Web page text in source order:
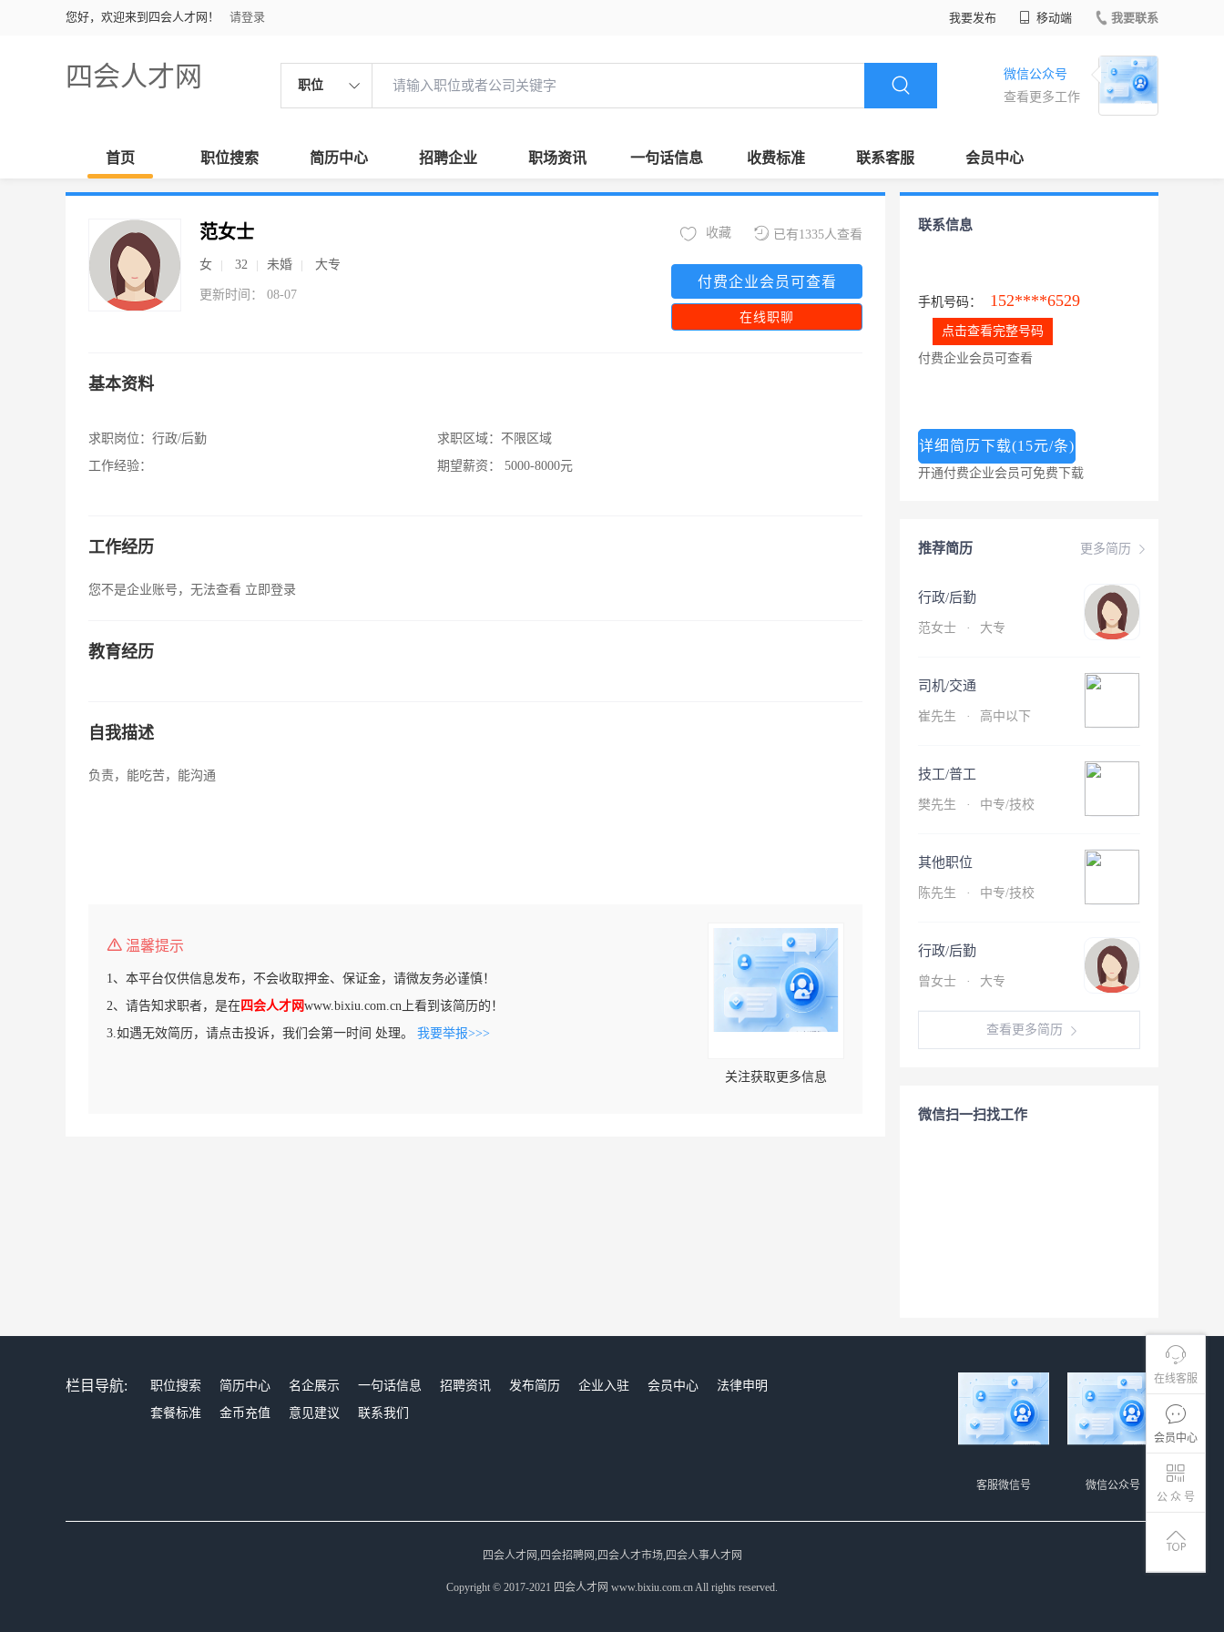
您好，欢迎来到四会人才网！ 请登录 我要发布 移动端 我要联系
四会人才网 职位
微信公众号
查看更多工作
首页 职位搜索 简历中心 招聘企业 职场资讯 一句话信息 收费标准 联系客服 会员中心
在线客服
会员中心
公 众 号
范女士
女 32 未婚 大专
更新时间： 08-07
已有1335人查看
收藏
付费企业会员可查看
在线职聊
基本资料
求职岗位： 行政/后勤
工作经验：
求职区域： 不限区域
期望薪资：
5000-8000元
工作经历
您不是企业账号，无法查看 立即登录
教育经历
自我描述
负责，能吃苦，能沟通
温馨提示
1、本平台仅供信息发布，不会收取押金、保证金，请微友务必谨慎！
2、请告知求职者，是在四会人才网www.bixiu.com.cn上看到该简历的！
3.如遇无效简历，请点击投诉，我们会第一时间 处理。 我要举报>>>
关注获取更多信息
联系信息
手机号码： 152****6529
点击查看完整号码
付费企业会员可查看
详细简历下载(15元/条)
开通付费企业会员可免费下载
更多简历
推荐简历
行政/后勤
范女士 · 大专
司机/交通
崔先生 · 高中以下
技工/普工
樊先生 · 中专/技校
其他职位
陈先生 · 中专/技校
行政/后勤
曾女士 · 大专
查看更多简历
微信扫一扫找工作
栏目导航: 职位搜索 简历中心 名企展示 一句话信息 招聘资讯 发布简历 企业入驻 会员中心
法律申明
套餐标准
金币充值 意见建议 联系我们
微信公众号
客服微信号
四会人才网,四会招聘网,四会人才市场,四会人事人才网
Copyright © 2017-2021 四会人才网 www.bixiu.com.cn All rights reserved.